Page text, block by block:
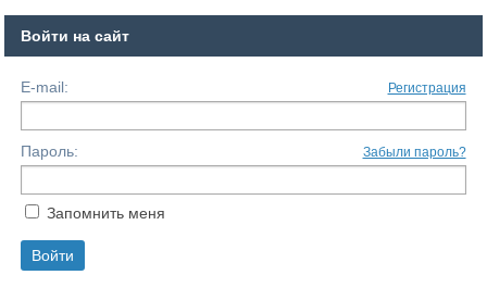
Войти на сайт
E-mail: Регистрация
Пароль: Забыли пароль?
Запомнить меня